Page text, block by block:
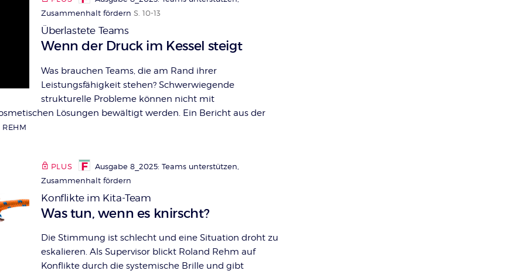
Zusammenhalt fördern S. 10-13
Überlastete Teams
:
Wenn der Druck im Kessel steigt
Was brauchen Teams, die am Rand ihrer
Leistungsfähigkeit stehen? Schwerwiegende
strukturelle Probleme können nicht mit
Lösungen bewältigt werden. Ein Bericht aus der
PLUS
Ausgabe 8_2025: Teams unterstützen,
Zusammenhalt fördern
Konflikte im Kita-Team
:
Was tun, wenn es knirscht?
Die Stimmung ist schlecht und eine Situation droht zu
eskalieren. Als Supervisor blickt Roland Rehm auf
Konflikte durch die systemische Brille und gibt